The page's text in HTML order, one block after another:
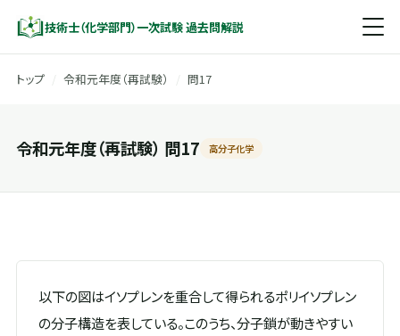
技術士（化学部門）一次試験 過去問解説
トップ 令和元年度（再試験） 問17
令和元年度（再試験） 問17 高分子化学
以下の図はイソプレンを重合して得られるポリイソプレン
の分子構造を表している。このうち、分子鎖が動きやすい